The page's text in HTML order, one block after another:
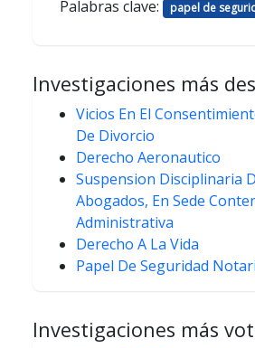
Palabras clave:
papel de
Investigaciones más
Vicios En El
De Divorcio
Derecho Aeronautico
Suspension Disciplinaria
Abogados, En Sede
Administrativa
Derecho A La Vida
Papel De Seguridad
Investigaciones más